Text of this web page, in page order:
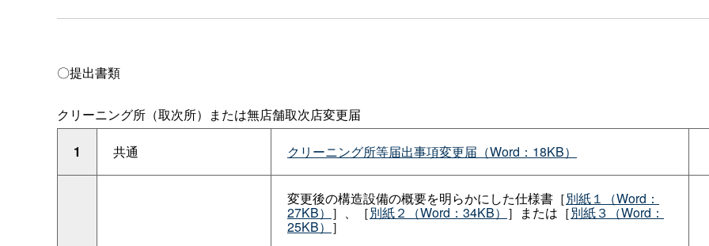
〇提出書類
クリーニング所（取次所）または無店舗取次店変更届
1 共通 クリーニング所等届出事項変更届（Word：18KB）
変更後の構造設備の概要を明らかにした仕様書［別紙１（Word：
27KB） ］、［別紙２（Word：34KB） ］または［別紙３（Word：
25KB） ］